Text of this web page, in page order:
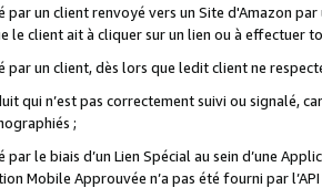
par un client renvoyé vers un Site d'Amazon
le client ait à cliquer sur un lien ou à
un client, dès lors que ledit client ne
qui n’est pas correctement suivi ou signalé,
;
le biais d’un Lien Spécial au sein d’une
Mobile Approuvée n’a pas été fourni par